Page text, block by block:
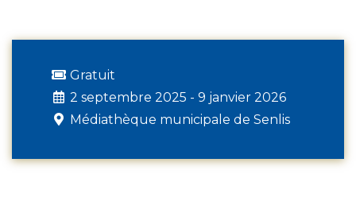
Gratuit
2 septembre 2025 - 9 janvier 2026
Médiathèque municipale de Senlis